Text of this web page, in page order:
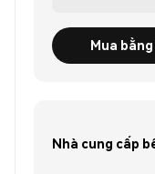
Mua
Nhà cung cấp